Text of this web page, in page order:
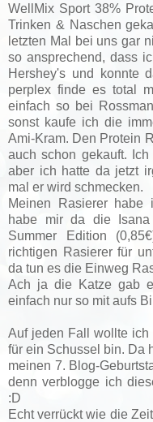
WellMix Sport 38%
Trinken & Naschen
letzten Mal bei uns gar
so ansprechend, dass
Hershey's und konnte
perplex finde es total
einfach so bei
sonst kaufe ich die
Ami-Kram. Den Protein
auch schon gekauft.
aber ich hatte da jetzt
mal er wird schmecken.
Meinen Rasierer habe
habe mir da die
Summer Edition
richtigen Rasierer für
da tun es die Einweg
Ach ja die Katze gab
einfach nur so mit aufs
Auf jeden Fall wollte
für ein Schussel bin. Da
meinen 7. Blog-
denn verblogge ich
:D
Echt verrückt wie die